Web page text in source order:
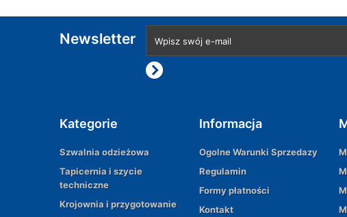
Newsletter
Kategorie
Szwalnia odzieżowa
Tapicernia i szycie
techniczne
Krojownia i przygotowanie
Informacja
Ogolne Warunki Sprzedazy
Regulamin
Formy płatności
Kontakt